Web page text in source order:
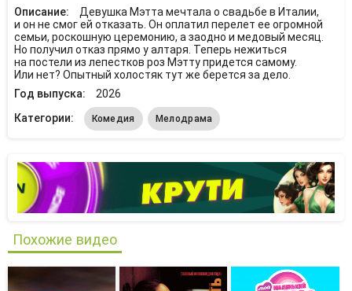
Описание:
Девушка Мэтта мечтала о свадьбе в Италии,
и он не смог ей отказать. Он оплатил перелет ее огромной
семьи, роскошную церемонию, а заодно и медовый месяц.
Но получил отказ прямо у алтаря. Теперь нежиться
на постели из лепестков роз Мэтту придется самому.
Или нет? Опытный холостяк тут же берется за дело.
Год выпуска:
2026
Категории:
Комедия Мелодрама
Похожие видео